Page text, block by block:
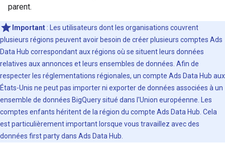
parent.
Important : Les utilisateurs dont les organisations couvrent
plusieurs régions peuvent avoir besoin de créer plusieurs comptes Ads
Data Hub correspondant aux régions où se situent leurs données
relatives aux annonces et leurs ensembles de données. Afin de
respecter les réglementations régionales, un compte Ads Data Hub aux
États-Unis ne peut pas importer ni exporter de données associées à un
ensemble de données BigQuery situé dans l'Union européenne. Les
comptes enfants héritent de la région du compte Ads Data Hub. Cela
est particulièrement important lorsque vous travaillez avec des
données first party dans Ads Data Hub.